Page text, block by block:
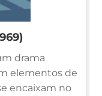
drama
elementos de
encaixam no